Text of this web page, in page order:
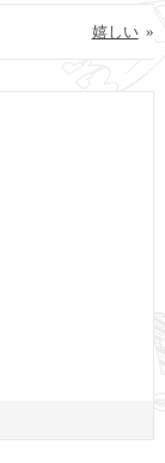
»
嬉しい